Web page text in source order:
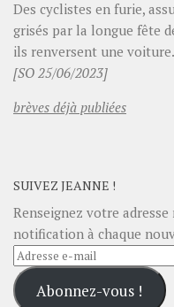
Des cyclistes en furie,
grisés par la longue fête
ils renversent une voiture.
[SO 25/06/2023]
brèves déjà publiées
SUIVEZ JEANNE !
Renseignez votre
notification à chaque
Adresse
e-
mailAbonnez-vous !